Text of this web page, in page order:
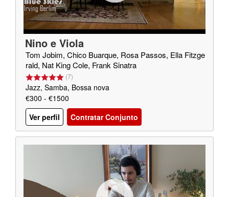
Nino e Viola
Tom Jobim, Chico Buarque, Rosa Passos, Ella Fitzge
rald, Nat King Cole, Frank Sinatra
(7)
Jazz, Samba, Bossa nova
€300 - €1500
Ver perfil
Contratar Conjunto